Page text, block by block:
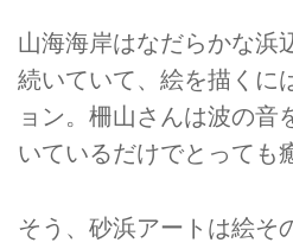
山海海岸はなだらかな浜
続いていて、絵を描くに
ョン。柵山さんは波の音
いているだけでとっても
そう、砂浜アートは絵そ